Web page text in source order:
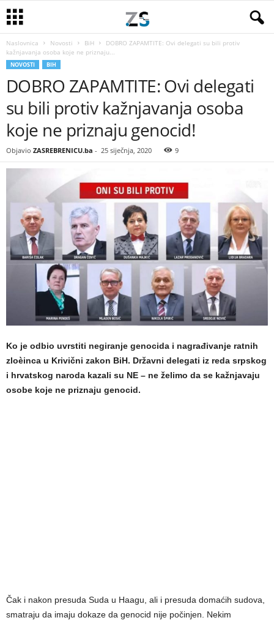
Naslovnica Novosti BiH
DOBRO ZAPAMTITE: Ovi delegati su bili protiv
kažnjavanja osoba koje ne priznaju...
NOVOSTI BIH
DOBRO ZAPAMTITE: Ovi delegati
su bili protiv kažnjavanja osoba
koje ne priznaju genocid!
Objavio ZASREBRENICU.ba - 25 siječnja, 2020 9
Ko je odbio uvrstiti negiranje genocida i nagrađivanje ratnih
zloèinca u Krivični zakon BiH. Državni delegati iz reda srpskog
i hrvatskog naroda kazali su NE – ne želimo da se kažnjavaju
osobe koje ne priznaju genocid.
Čak i nakon presuda Suda u Haagu, ali i presuda domaćih sudova,
smatraju da imaju dokaze da genocid nije počinjen. Nekim